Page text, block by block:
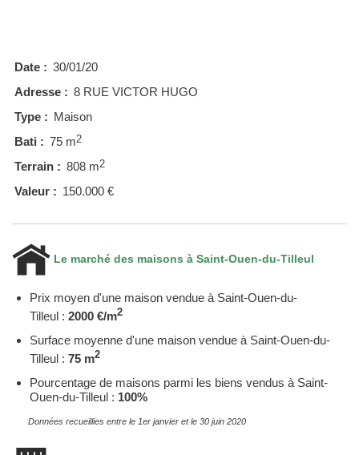
Date : 30/01/20
Adresse : 8 RUE VICTOR HUGO
Type : Maison
Bati : 75 m2
Terrain : 808 m2
Valeur : 150.000 €
Le marché des maisons à Saint-Ouen-du-Tilleul
Prix moyen d'une maison vendue à Saint-Ouen-du-
Tilleul : 2000 €/m2
Surface moyenne d'une maison vendue à Saint-Ouen-du-
Tilleul : 75 m2
Pourcentage de maisons parmi les biens vendus à Saint-
Ouen-du-Tilleul : 100%
Données recueillies entre le 1er janvier et le 30 juin 2020